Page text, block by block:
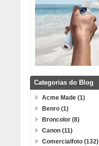
Categorias do Blog
Acme Made (1)
Benro (1)
Broncolor (8)
Canon (11)
Comercialfoto (132)